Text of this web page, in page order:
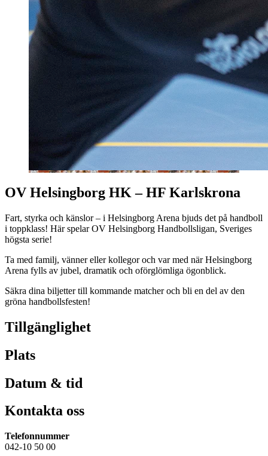
OV Helsingborg HK – HF Karlskrona
Fart, styrka och känslor – i Helsingborg Arena bjuds det på handboll
i toppklass! Här spelar OV Helsingborg Handbollsligan, Sveriges
högsta serie!
Ta med familj, vänner eller kollegor och var med närHelsingborg
Arena fylls av jubel, dramatik och oförglömliga ögonblick.
Säkra dina biljetter till kommande matcher och bli en del av den
gröna handbollsfesten!
Tillgänglighet
Plats
Datum & tid
Kontakta oss
Telefonnummer
042-10 50 00